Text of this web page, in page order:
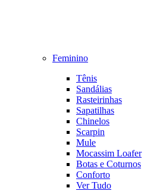
Feminino
Tênis
Sandálias
Rasteirinhas
Sapatilhas
Chinelos
Scarpin
Mule
Mocassim Loafer
Botas e Coturnos
Conforto
Ver Tudo